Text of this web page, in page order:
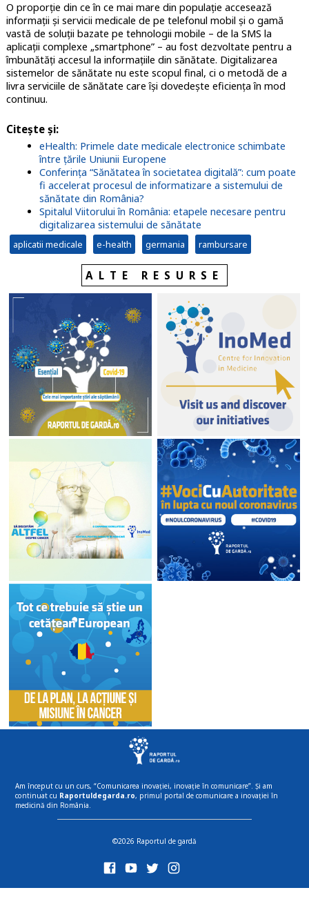
O proporție din ce în ce mai mare din populație accesează
informații și servicii medicale de pe telefonul mobil și o gamă
vastă de soluții bazate pe tehnologii mobile – de la SMS la
aplicații complexe „smartphone” – au fost dezvoltate pentru a
îmbunătăți accesul la informațiile din sănătate. Digitalizarea
sistemelor de sănătate nu este scopul final, ci o metodă de a
livra serviciile de sănătate care își dovedește eficiența în mod
continuu.
Citește și:
eHealth: Primele date medicale electronice schimbate
între țările Uniunii Europene
Conferința “Sănătatea în societatea digitală”: cum poate
fi accelerat procesul de informatizare a sistemului de
sănătate din România?
Spitalul Viitorului în România: etapele necesare pentru
digitalizarea sistemului de sănătate
aplicatii medicale e-health germania rambursare
ALTE RESURSE
Am început cu un curs, “Comunicarea inovației, inovație în comunicare”. Și am
continuat cu Raportuldegarda.ro, primul portal de comunicare a inovației în
medicină din România.
©2026 Raportul de gardă